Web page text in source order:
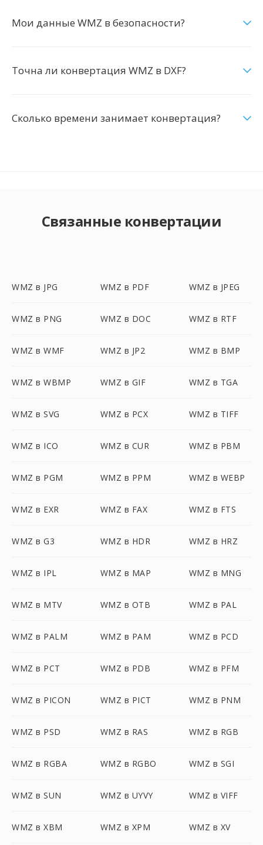
Мои данные WMZ в безопасности?
Точна ли конвертация WMZ в DXF?
Сколько времени занимает конвертация?
Связанные конвертации
WMZ в JPG WMZ в PDF WMZ в JPEG
WMZ в PNG WMZ в DOC WMZ в RTF
WMZ в WMF WMZ в JP2 WMZ в BMP
WMZ в WBMP WMZ в GIF WMZ в TGA
WMZ в SVG WMZ в PCX WMZ в TIFF
WMZ в ICO WMZ в CUR WMZ в PBM
WMZ в PGM WMZ в PPM WMZ в WEBP
WMZ в EXR WMZ в FAX WMZ в FTS
WMZ в G3 WMZ в HDR WMZ в HRZ
WMZ в IPL WMZ в MAP WMZ в MNG
WMZ в MTV WMZ в OTB WMZ в PAL
WMZ в PALM WMZ в PAM WMZ в PCD
WMZ в PCT WMZ в PDB WMZ в PFM
WMZ в PICON WMZ в PICT WMZ в PNM
WMZ в PSD WMZ в RAS WMZ в RGB
WMZ в RGBA WMZ в RGBO WMZ в SGI
WMZ в SUN WMZ в UYVY WMZ в VIFF
WMZ в XBM WMZ в XPM WMZ в XV